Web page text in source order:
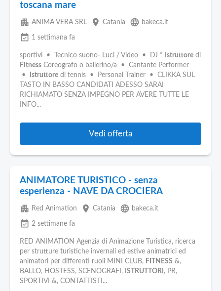
toscana mare
apartment ANIMA VERA SRL place Catania language bakeca.it
event_available 1 settimana fa
sportivi • Tecnico suono- Luci / Video • DJ * Istruttore di
Fitness Coreografo o ballerino/a • Cantante Performer
•
Istruttore di tennis • Personal Trainer • CLIKKA SUL
TASTO IN BASSO CANDIDATI ADESSO SARAI
RICHIAMATO SENZA IMPEGNO PER AVERE TUTTE LE
INFO...
Vedi offerta
ANIMATORE TURISTICO - senza
esperienza - NAVE DA CROCIERA
apartment Red Animation place Catania language bakeca.it
event_available 2 settimane fa
RED ANIMATION Agenzia di Animazione Turistica, ricerca
per strutture turistiche invernali ed estive animatrici ed
animatori per differenti ruoli MINI CLUB, FITNESS &,
BALLO, HOSTESS, SCENOGRAFI, ISTRUTTORI , PR,
SPORTIVI &, CONTATTISTI...